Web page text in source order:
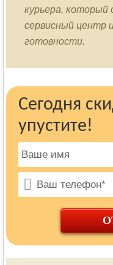
курьера,
сервисный центр
готовности.
Сегодня
упустите!